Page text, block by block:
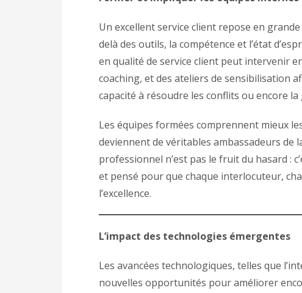
Un excellent service client repose en
delà des outils, la compétence et l’état
en qualité de service client peut intervenir
coaching, et des ateliers de sensibilisation
capacité à résoudre les conflits ou encore
Les équipes formées comprennent mieux
deviennent de véritables ambassadeurs de
professionnel n’est pas le fruit du hasard :
et pensé pour que chaque interlocuteur,
l’excellence.
L’impact des technologies émergentes
Les avancées technologiques, telles que
nouvelles opportunités pour améliorer